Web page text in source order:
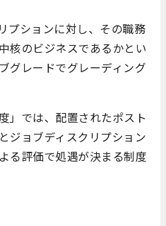
プションに対し、その職務
核のビジネスであるかとい
グレードでグレーディング
」では、配置されたポスト
ジョブディスクリプション
る評価で処遇が決まる制度